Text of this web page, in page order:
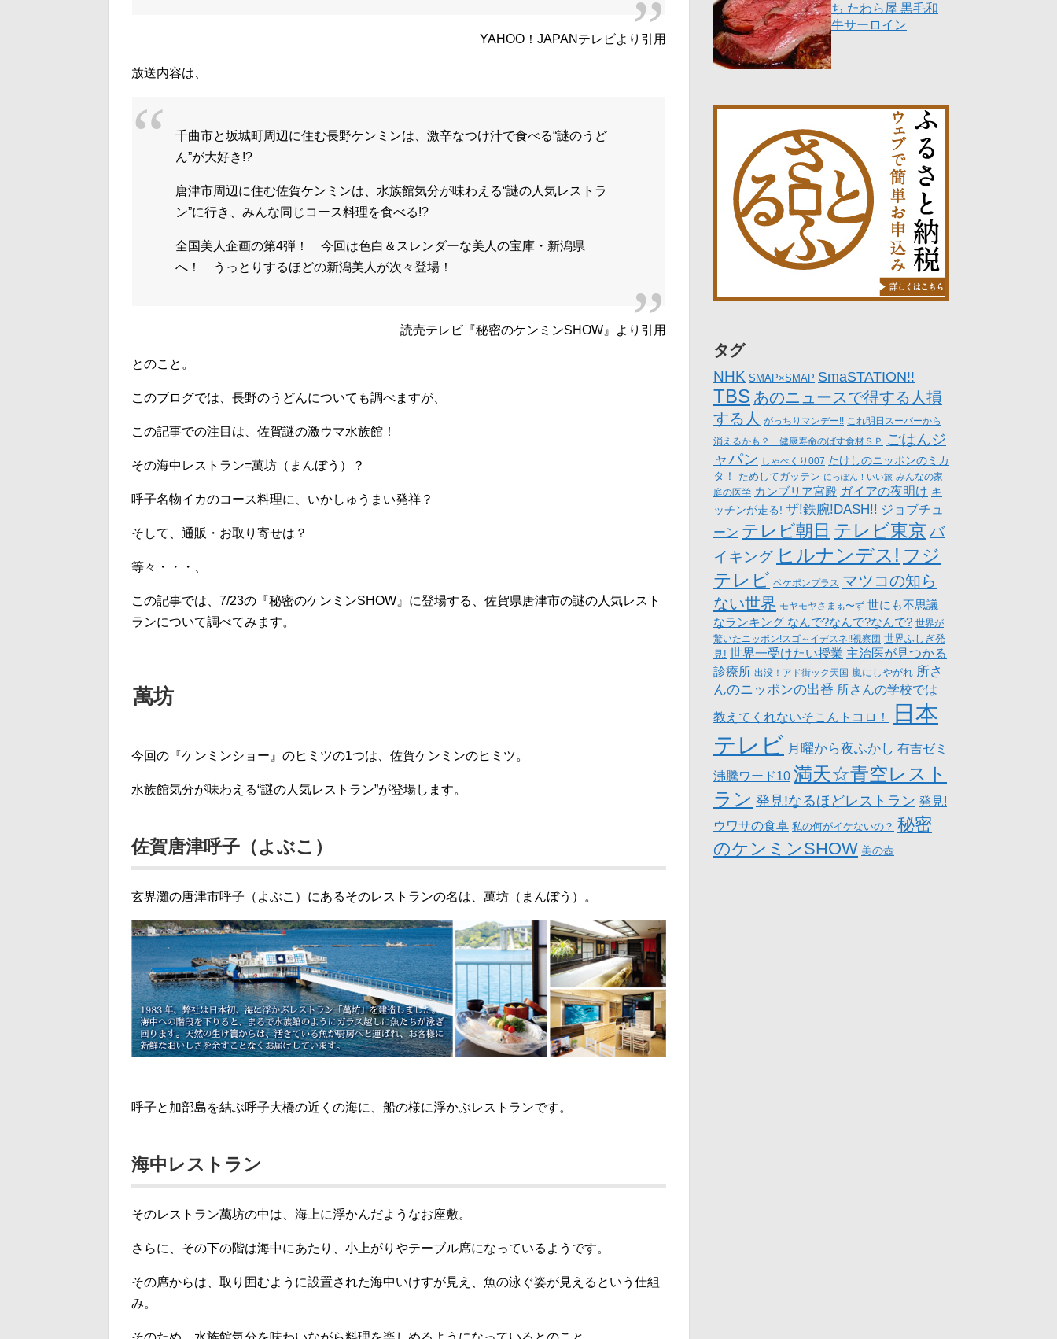
YAHOO！JAPANテレビより引用
放送内容は、
千曲市と坂城町周辺に住む長野ケンミンは、激辛なつけ汁で食べる“謎のうど
ん”が大好き!?
唐津市周辺に住む佐賀ケンミンは、水族館気分が味わえる“謎の人気レストラ
ン”に行き、みんな同じコース料理を食べる!?
全国美人企画の第4弾！ 今回は色白＆スレンダーな美人の宝庫・新潟県
へ！ うっとりするほどの新潟美人が次々登場！
読売テレビ『秘密のケンミンSHOW』より引用
とのこと。
このブログでは、長野のうどんについても調べますが、
この記事での注目は、佐賀謎の激ウマ水族館！
その海中レストラン=萬坊（まんぼう）？
呼子名物イカのコース料理に、いかしゅうまい発祥？
そして、通販・お取り寄せは？
等々・・・、
この記事では、7/23の『秘密のケンミンSHOW』に登場する、佐賀県唐津市の謎の人気レスト
ランについて調べてみます。
萬坊
今回の『ケンミンショー』のヒミツの1つは、佐賀ケンミンのヒミツ。
水族館気分が味わえる“謎の人気レストラン”が登場します。
佐賀唐津呼子（よぶこ）
玄界灘の唐津市呼子（よぶこ）にあるそのレストランの名は、萬坊（まんぼう）。
呼子と加部島を結ぶ呼子大橋の近くの海に、船の様に浮かぶレストランです。
海中レストラン
そのレストラン萬坊の中は、海上に浮かんだようなお座敷。
さらに、その下の階は海中にあたり、小上がりやテーブル席になっているようです。
その席からは、取り囲むように設置された海中いけすが見え、魚の泳ぐ姿が見えるという仕組
み。
ち たわら屋 黒毛和
牛サーロイン
タグ
NHK SMAP×SMAP SmaSTATION!!
TBS あのニュースで得する人損
する人
がっちりマンデー!! これ明日スーパーから
消えるかも？ 健康寿命のばす食材ＳＰ
ごはんジ
ャパン しゃべくり007 たけしのニッポンのミカ
タ！
ためしてガッテン にっぽん！いい旅 みんなの家
庭の医学 カンブリア宮殿 ガイアの夜明け キ
ッチンが走る! ザ!鉄腕!DASH!! ジョブチュ
ーン テレビ朝日 テレビ東京 バ
イキング ヒルナンデス! フジ
テレビ ペケポンプラス マツコの知ら
ない世界 モヤモヤさまぁ〜ず 世にも不思議
なランキング なんで?なんで?なんで? 世界が
驚いたニッポン!スゴ～イデスネ!!視察団 世界ふしぎ発
見! 世界一受けたい授業 主治医が見つかる
診療所 出没！アド街ック天国 嵐にしやがれ 所さ
んのニッポンの出番 所さんの学校では
教えてくれないそこんトコロ！
日本
テレビ 月曜から夜ふかし 有吉ゼミ
沸騰ワード10 満天☆青空レスト
ラン 発見!なるほどレストラン 発見!
ウワサの食卓 私の何がイケないの？ 秘密
のケンミンSHOW 美の壺